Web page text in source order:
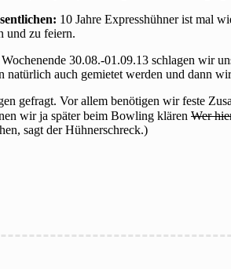
10 Jahre Expresshühner ist mal
und zu feiern.
30.08.-01.09.13 schlagen wir
natürlich auch gemietet werden und dann
gefragt. Vor allem benötigen wir feste
wir ja später beim Bowling klären Wer
sagt der Hühnerschreck.)